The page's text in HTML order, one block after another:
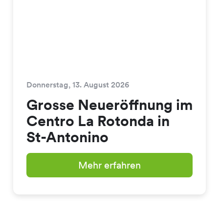
Donnerstag, 13. August 2026
Grosse Neueröffnung im
Centro La Rotonda in
St-Antonino
Mehr erfahren